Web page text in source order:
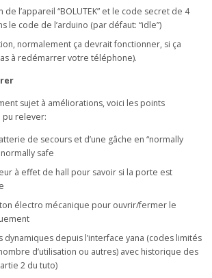
de l’appareil “BOLUTEK” et le code secret de 4
le code de l’arduino (par défaut: “idle”)
normalement ça devrait fonctionner, si ça
à redémarrer votre téléphone).
sujet à améliorations, voici les points
pu relever:
de secours et d’une gâche en “normally
safe
à effet de hall pour savoir si la porte est
électro mécanique pour ouvrir/fermer le
dynamiques depuis l’interface yana (codes limités
d’utilisation ou autres) avec historique des
2 du tuto)